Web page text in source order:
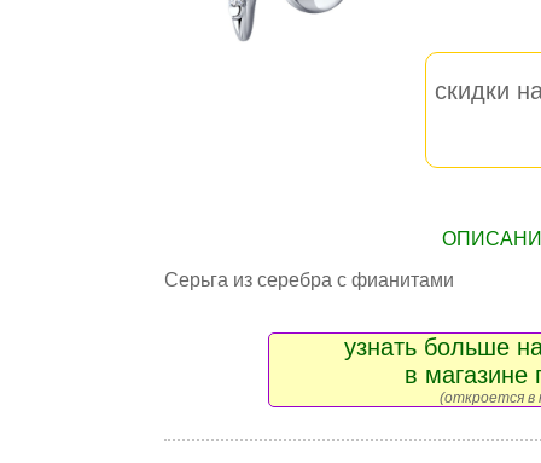
скидки
Серьга из серебра с фианитами
узнать больше
в магазине
(откроется в